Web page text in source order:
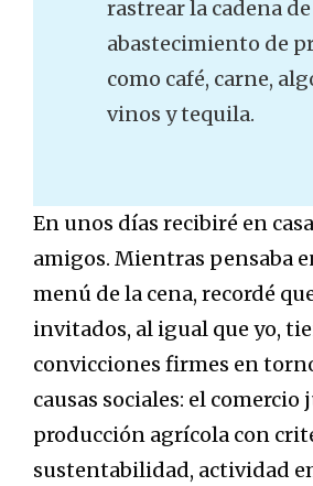
rastrear la cadena de
abastecimiento de
como café, carne,
vinos y tequila.
En unos días recibiré en
amigos. Mientras pensaba
menú de la cena, recordé
invitados, al igual que yo,
convicciones firmes en
causas sociales: el comercio
producción agrícola con
sustentabilidad, actividad